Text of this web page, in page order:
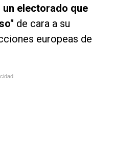
electorado que
de cara a su
europeas de